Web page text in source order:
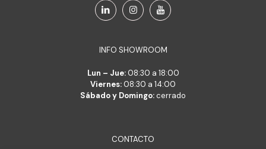
INFO SHOWROOM
Lun – Jue:08:30 a 18:00
Viernes: 08:30 a 14:00
Sábado y Domingo:cerrado
CONTACTO